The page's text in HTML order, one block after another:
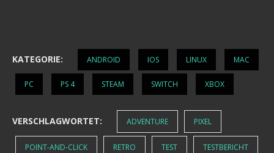
KATEGORIE: ANDROID IOS LINUX MAC
PC PS 4 STEAM SWITCH XBOX
VERSCHLAGWORTET: ADVENTURE PIXEL
POINT-AND-CLICK RETRO TEST TESTBERICHT